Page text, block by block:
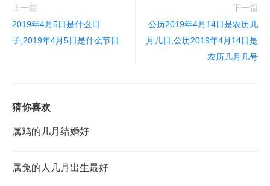
上一篇
2019年4月5日是什么日
子,2019年4月5日是什么节日
下一篇
公历2019年4月14日是农历几
月几日,公历2019年4月14日是
农历几月几号
猜你喜欢
属鸡的几月结婚好
属兔的人几月出生最好